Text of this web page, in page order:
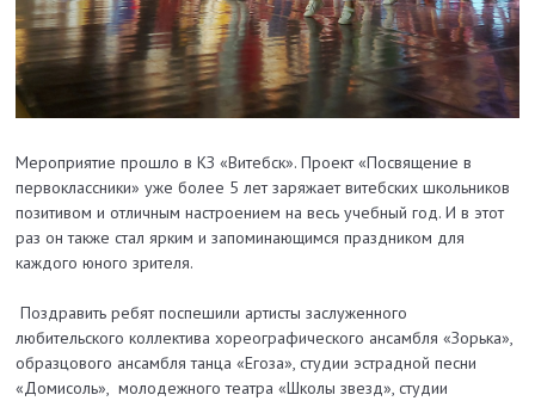
Мероприятие прошло в КЗ «Витебск». Проект «Посвящение в
первоклассники» уже более 5 лет заряжает витебских школьников
позитивом и отличным настроением на весь учебный год. И в этот
раз он также стал ярким и запоминающимся праздником для
каждого юного зрителя.
Поздравить ребят поспешили артисты заслуженного
любительского коллектива хореографического ансамбля «Зорька»,
образцового ансамбля танца «Егоза», студии эстрадной песни
«Домисоль», молодежного театра «Школы звезд», студии